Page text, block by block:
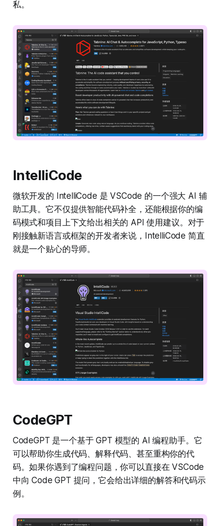
私。
IntelliCode
微软开发的 IntelliCode 是 VSCode 的一个强大 AI 辅
助工具。它不仅提供智能代码补全，还能根据你的编
码模式和项目上下文给出相关的 API 使用建议。对于
刚接触新语言或框架的开发者来说，IntelliCode 简直
就是一个贴心的导师。
CodeGPT
CodeGPT 是一个基于 GPT 模型的 AI 编程助手。它
可以帮助你生成代码、解释代码、甚至重构你的代
码。如果你遇到了编程问题，你可以直接在 VSCode
中向 Code GPT 提问，它会给出详细的解答和代码示
例。